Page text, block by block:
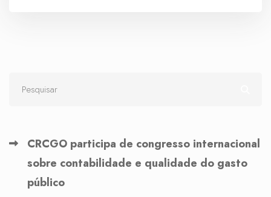
CRCGO participa de congresso internacional
sobre contabilidade e qualidade do gasto
público